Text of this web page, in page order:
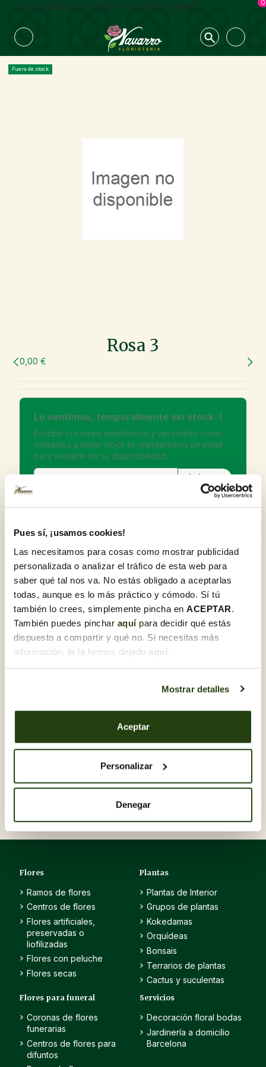
Pues sí, ¡usamos cookies!
Las necesitamos para cosas como mostrar publicidad
personalizada o analizar el tráfico de esta web para
saber qué tal nos va. No estás obligado a aceptarlas
todas, aunque es lo más práctico y cómodo. Sí tú
también lo crees, simplemente pincha en ACEPTAR
También puedes pinchar aquípara decidir qué estás
dispuesto a compartir y qué no. Si necesitas más
información, te la hemos dejado aquí
Mostrar detalles
Aceptar
Personalizar
Denegar
Haz tu pedido y recogelo con Click & Collect 0
Fuera de stock
Rosa 3
0,00 €
Lo sentimos, temporalmente sin stock :(
Escribe tu correo electrónico y tan pronto como
volvamos a tener stock te mandaremos un email
para avisarte de su disponibilidad.
Inscribirme en la Newsletter para no perderme
Descubre otras Día de ramos
14,00 €
Pack decoración palma
16,50 €
Pack decoración
Flores
Ramos de flores
Centros de flores
Flores artificiales,
preservadas o
liofilizadas
Flores con peluche
Flores secas
Plantas
Plantas de Interior
Grupos de plantas
Kokedamas
Orquídeas
Bonsais
Terrarios de plantas
Cactus y suculentas
Flores para funeral
Coronas de flores
funerarias
Centros de flores para
difuntos
Servicios
Decoración floral bodas
Jardinería a domicilio
Barcelona